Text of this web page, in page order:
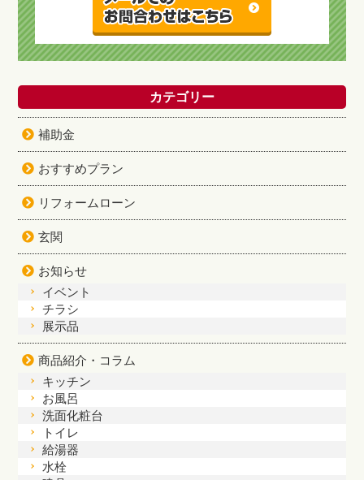
カテゴリー
補助金
おすすめプラン
リフォームローン
玄関
お知らせ
イベント
チラシ
展示品
商品紹介・コラム
キッチン
お風呂
洗面化粧台
トイレ
給湯器
水栓